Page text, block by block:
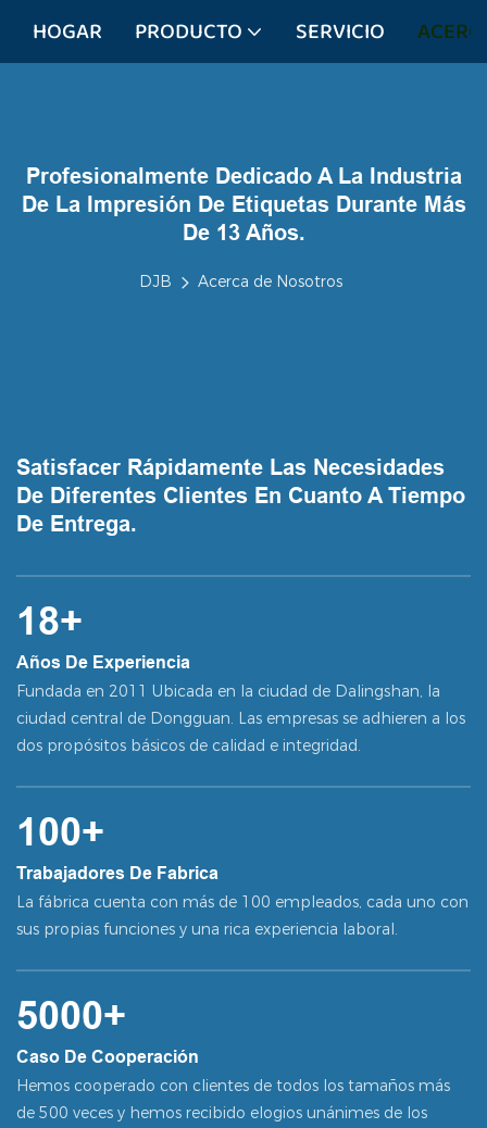
HOGAR PRODUCTO SERVICIO
Profesionalmente Dedicado A La Industria
De La Impresión De Etiquetas Durante Más
De 13 Años.
DJB Acerca de Nosotros
Satisfacer Rápidamente Las Necesidades
De Diferentes Clientes En Cuanto A Tiempo
De Entrega.
18+
Años De Experiencia
Fundada en 2011 Ubicada en la ciudad de Dalingshan, la
ciudad central de Dongguan. Las empresas se adhieren a los
dos propósitos básicos de calidad e integridad.
100+
Trabajadores De Fabrica
La fábrica cuenta con más de 100 empleados, cada uno con
sus propias funciones y una rica experiencia laboral.
5000+
Caso De Cooperación
Hemos cooperado con clientes de todos los tamaños más
de 500 veces y hemos recibido elogios unánimes de los